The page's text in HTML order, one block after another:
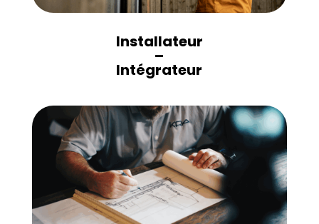
Installateur
–
Intégrateur